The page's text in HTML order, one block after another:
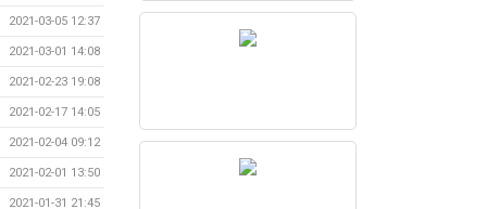
2021-03-05 12:37
2021-03-01 14:08
2021-02-23 19:08
2021-02-17 14:05
2021-02-04 09:12
2021-02-01 13:50
2021-01-31 21:45